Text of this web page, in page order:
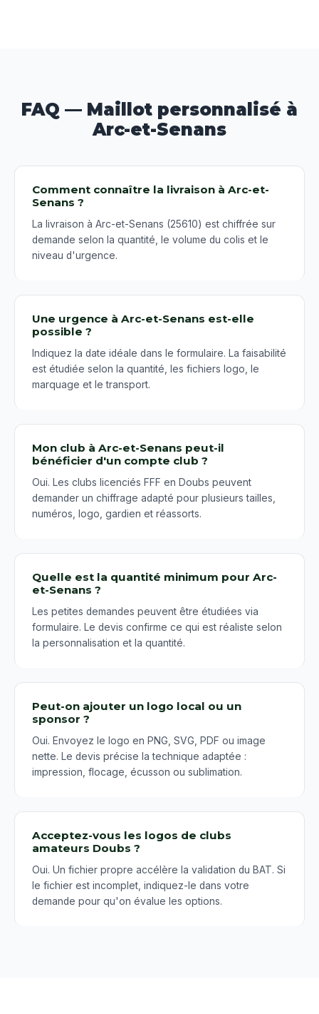
FAQ — Maillot personnalisé à
Arc-et-Senans
Comment connaître la livraison à Arc-et-
Senans ?
La livraison à Arc-et-Senans (25610) est chiffrée sur
demande selon la quantité, le volume du colis et le
niveau d'urgence.
Une urgence à Arc-et-Senans est-elle
possible ?
Indiquez la date idéale dans le formulaire. La faisabilité
est étudiée selon la quantité, les fichiers logo, le
marquage et le transport.
Mon club à Arc-et-Senans peut-il
bénéficier d'un compte club ?
Oui. Les clubs licenciés FFF en Doubs peuvent
demander un chiffrage adapté pour plusieurs tailles,
numéros, logo, gardien et réassorts.
Quelle est la quantité minimum pour Arc-
et-Senans ?
Les petites demandes peuvent être étudiées via
formulaire. Le devis confirme ce qui est réaliste selon
la personnalisation et la quantité.
Peut-on ajouter un logo local ou un
sponsor ?
Oui. Envoyez le logo en PNG, SVG, PDF ou image
nette. Le devis précise la technique adaptée :
impression, flocage, écusson ou sublimation.
Acceptez-vous les logos de clubs
amateurs Doubs ?
Oui. Un fichier propre accélère la validation du BAT. Si
le fichier est incomplet, indiquez-le dans votre
demande pour qu'on évalue les options.